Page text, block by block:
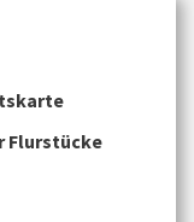
Flurstücke